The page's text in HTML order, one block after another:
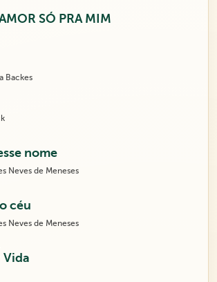
SÓ PRA MIM
Backes
nome
Neves de Meneses
céu
Neves de Meneses
Vida